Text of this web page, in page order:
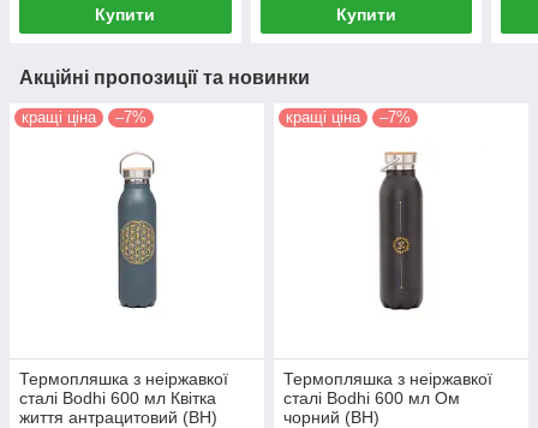
Купити Купити
Акційні пропозиції та новинки
кращі ціна –7%
Термопляшка з неіржавкої
сталі Bodhi 600 мл Квітка
життя антрацитовий (BH)
кращі ціна –7%
Термопляшка з неіржавкої
сталі Bodhi 600 мл Ом
чорний (BH)